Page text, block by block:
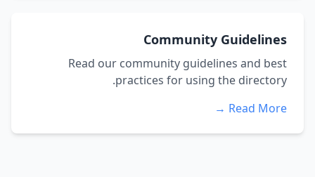
Community Guidelines
Read our community guidelines and best
practices for using the directory.
Read More →